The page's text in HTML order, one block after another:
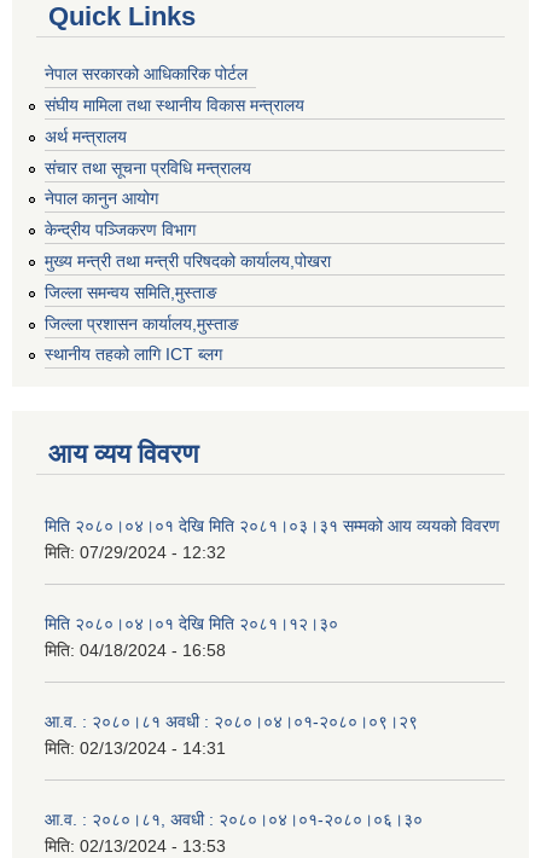
Quick Links
नेपाल सरकारको आधिकारिक पोर्टल
संघीय मामिला तथा स्थानीय विकास मन्त्रालय
अर्थ मन्त्रालय
संचार तथा सूचना प्रविधि मन्त्रालय
नेपाल कानुन आयोग
केन्द्रीय पञ्जिकरण विभाग
मुख्य मन्त्री तथा मन्त्री परिषदको कार्यालय,पोखरा
जिल्ला समन्वय समिति,मुस्ताङ
जिल्ला प्रशासन कार्यालय,मुस्ताङ
स्थानीय तहको लागि ICT ब्लग
आय व्यय विवरण
मिति २०८०।०४।०१ देखि मिति २०८१।०३।३१ सम्मको आय व्ययको विवरण
मिति: 07/29/2024 - 12:32
मिति २०८०।०४।०१ देखि मिति २०८१।१२।३०
मिति: 04/18/2024 - 16:58
आ.व. : २०८०।८१ अवधी : २०८०।०४।०१-२०८०।०९।२९
मिति: 02/13/2024 - 14:31
आ.व. : २०८०।८१, अवधी : २०८०।०४।०१-२०८०।०६।३०
मिति: 02/13/2024 - 13:53